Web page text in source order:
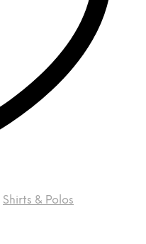
Shirts & Polos